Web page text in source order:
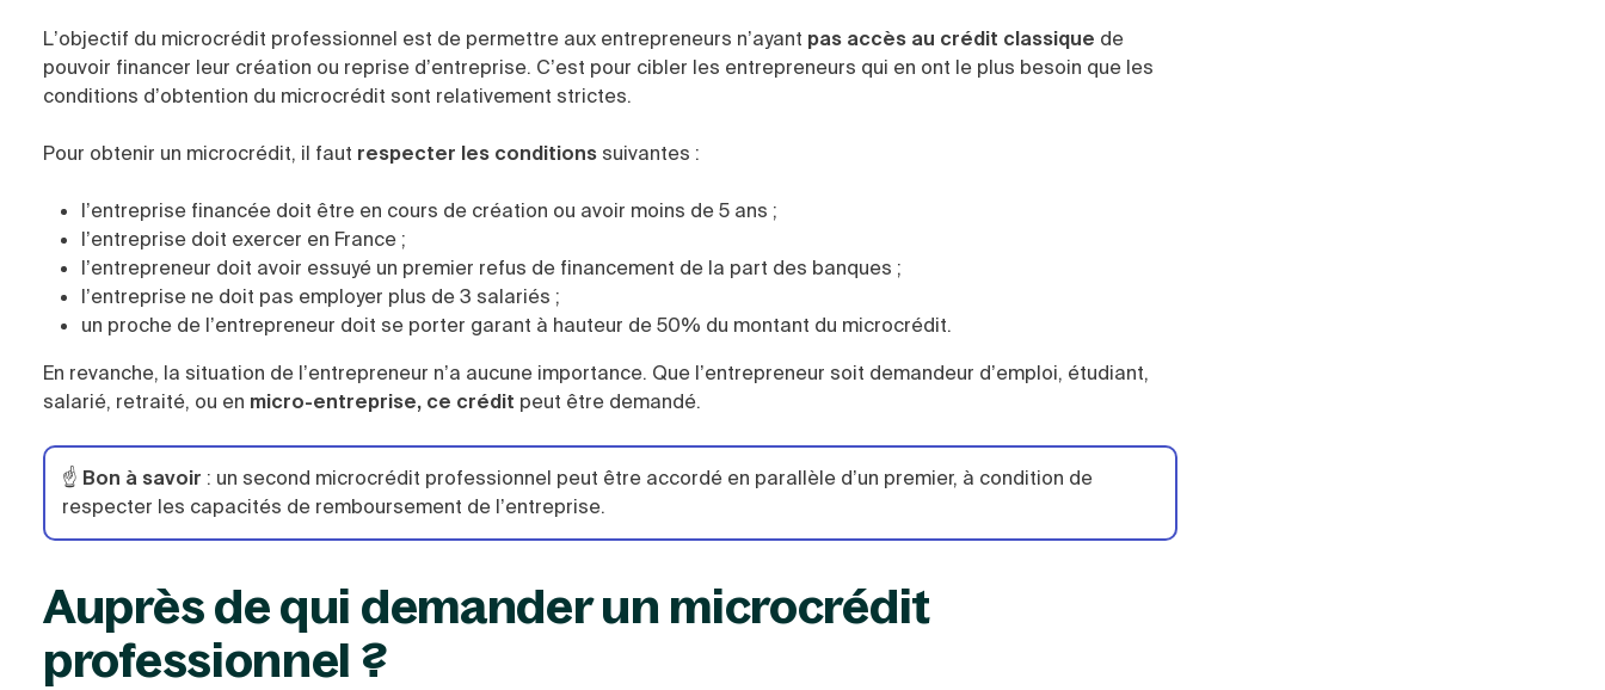
L’objectif du microcrédit professionnel est de permettre aux entrepreneurs n’ayant pas accès au crédit classique de
pouvoir financer leur création ou reprise d’entreprise. C’est pour cibler les entrepreneurs qui en ont le plus besoin que les
conditions d’obtention du microcrédit sont relativement strictes.
Pour obtenir un microcrédit, il faut respecter les conditions suivantes :
l’entreprise financée doit être en cours de création ou avoir moins de 5 ans ;
l’entreprise doit exercer en France ;
l’entrepreneur doit avoir essuyé un premier refus de financement de la part des banques ;
l’entreprise ne doit pas employer plus de 3 salariés ;
un proche de l’entrepreneur doit se porter garant à hauteur de 50% du montant du microcrédit.
En revanche, la situation de l’entrepreneur n’a aucune importance. Que l’entrepreneur soit demandeur d’emploi, étudiant,
salarié, retraité, ou en micro-entreprise, ce crédit peut être demandé.
☝️ Bon à savoir : un second microcrédit professionnel peut être accordé en parallèle d’un premier, à condition de
respecter les capacités de remboursement de l’entreprise.
Auprès de qui demander un microcrédit
professionnel ?